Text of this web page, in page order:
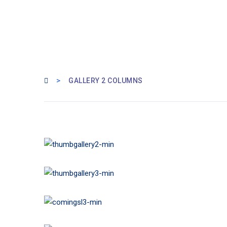
> GALLERY 2 COLUMNS